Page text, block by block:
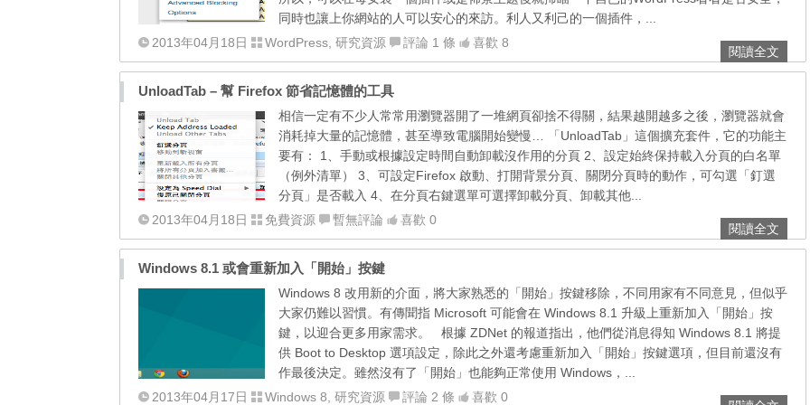
同時也讓上你網站的人可以安心的來訪。利人又利己的一個插件，...
2013年04月18日
WordPress 研究資源 評論 1 條 喜歡 8
閱讀全文
UnloadTab – 幫 Firefox 節省記憶體的工具
相信一定有不少人常常用瀏覽器開了一堆網頁卻捨不得關，結果越開越多之後，瀏覽器就會
消耗掉大量的記憶體，甚至導致電腦開始變慢… 「UnloadTab」這個擴充套件，它的功能主
要有： 1、手動或根據設定時間自動卸載沒作用的分頁 2、設定始終保持載入分頁的白名單
（例外清單） 3、可設定Firefox 啟動、打開背景分頁、關閉分頁時的動作，可勾選「釘選
分頁」是否載入 4、在分頁右鍵選單可選擇卸載分頁、卸載其他...
2013年04月18日
免費資源 暫無評論 喜歡 0
閱讀全文
Windows 8.1 或會重新加入「開始」按鍵
Windows 8 改用新的介面，將大家熟悉的「開始」按鍵移除，不同用家有不同意見，但似乎
大家仍難以習慣。有傳聞指 Microsoft 可能會在 Windows 8.1 升級上重新加入「開始」按
鍵，以迎合更多用家需求。 根據 ZDNet 的報道指出，他們從消息得知 Windows 8.1 將提
供 Boot to Desktop 選項設定，除此之外還考慮重新加入「開始」按鍵選項，但目前還沒有
作最後決定。雖然沒有了「開始」也能夠正常使用 Windows，...
2013年04月17日
Windows 8 研究資源 評論 2 條 喜歡 0